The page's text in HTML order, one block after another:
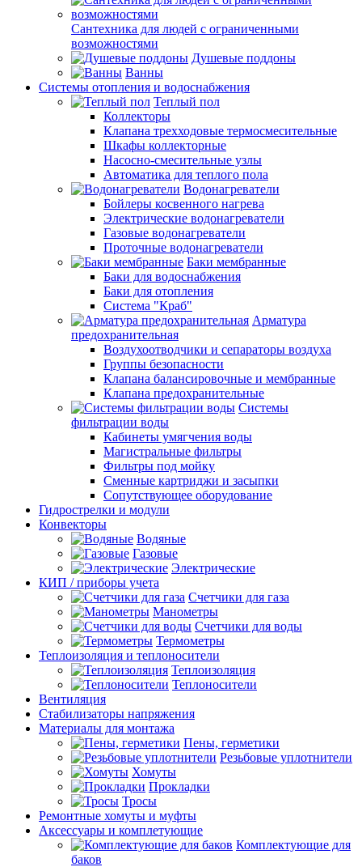
Сантехника для людей с ограниченными
возможностями
Душевые поддоны
Ванны
Системы отопления и водоснабжения
Теплый пол
Коллекторы
Клапана трехходовые термосмесительные
Шкафы коллекторные
Насосно-смесительные узлы
Автоматика для теплого пола
Водонагреватели
Бойлеры косвенного нагрева
Электрические водонагреватели
Газовые водонагреватели
Проточные водонагреватели
Баки мембранные
Баки для водоснабжения
Баки для отопления
Система "Краб"
Арматура
предохранительная
Воздухоотводчики и сепараторы воздуха
Группы безопасности
Клапана балансировочные и мембранные
Клапана предохранительные
Системы
фильтрации воды
Кабинеты умягчения воды
Магистральные фильтры
Фильтры под мойку
Сменные картриджи и засыпки
Сопутствующее оборудование
Гидрострелки и модули
Конвекторы
Водяные
Газовые
Электрические
КИП / приборы учета
Счетчики для газа
Манометры
Счетчики для воды
Термометры
Теплоизоляция и теплоносители
Теплоизоляция
Теплоносители
Вентиляция
Стабилизаторы напряжения
Материалы для монтажа
Пены, герметики
Резьбовые уплотнители
Хомуты
Прокладки
Тросы
Ремонтные хомуты и муфты
Аксессуары и комплетующие
Комплектующие для
баков